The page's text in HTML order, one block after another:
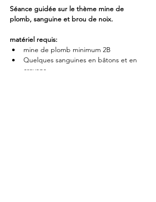
Séance guidée sur le thème mine de
plomb, sanguine et brou de noix.
matériel requis:
mine de plomb minimum 2B
Quelques sanguines en bâtons et en
crayons.